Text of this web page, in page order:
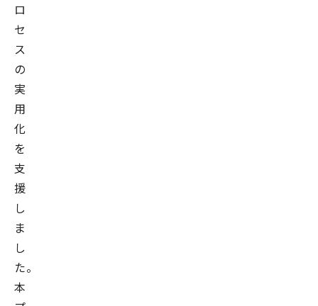
ロ
セ
ス
の
実
用
化
を
支
援
し
ま
し
た。
本